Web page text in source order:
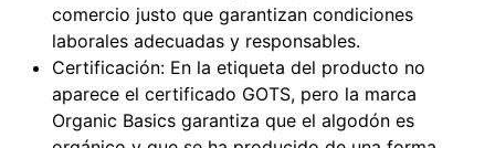
comercio justo que garantizan condiciones
laborales adecuadas y responsables.
Certificación: En la etiqueta del producto no
aparece el certificado GOTS, pero la marca
Organic Basics garantiza que el algodón es